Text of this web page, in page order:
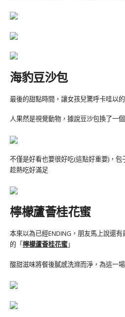
海豹豆沙包
最後的甜點時間，讓女孩兒驚呼卡哇以
人果然是視覺動物，據說豆沙包換了一
不僅是好看也要很好吃(這點好重要)，包
趁熱吃好滿足
檸檬蘆薈桂花蜜
本來以為已經ENDING，朋友馬上說還
的「檸檬蘆薈桂花蜜」
酸甜滋味將餐後膩感洗滌而淨，為這一